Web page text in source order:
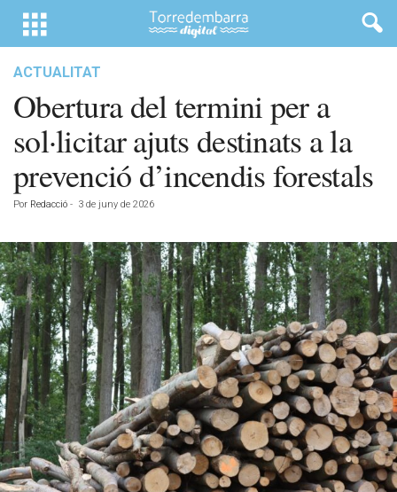
ACTUALITAT
Obertura del termini per a
sol·licitar ajuts destinats a la
prevenció d’incendis forestals
Por Redacció - 3 de juny de 2026